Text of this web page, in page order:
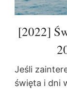
[2022]
Jeśli
święta i dni